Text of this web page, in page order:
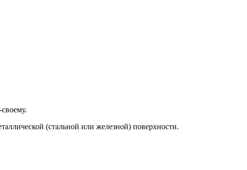
(стальной или железной) поверхности.